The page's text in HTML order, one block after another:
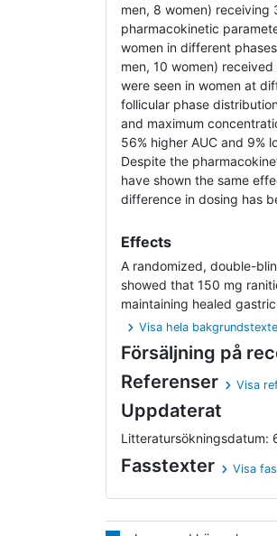
men, 8 women)
pharmacokinetic
women in different
men, 10 women)
were seen in women at
follicular phase
and maximum
56% higher AUC and 9%
Despite the
have shown the same
difference in dosing has
Effects
A randomized, double-
showed that 150 mg
maintaining healed
Visa hela
Försäljning på
Referenser Visa
Uppdaterat
Litteratursökningsdatum:
Fasstexter Visa